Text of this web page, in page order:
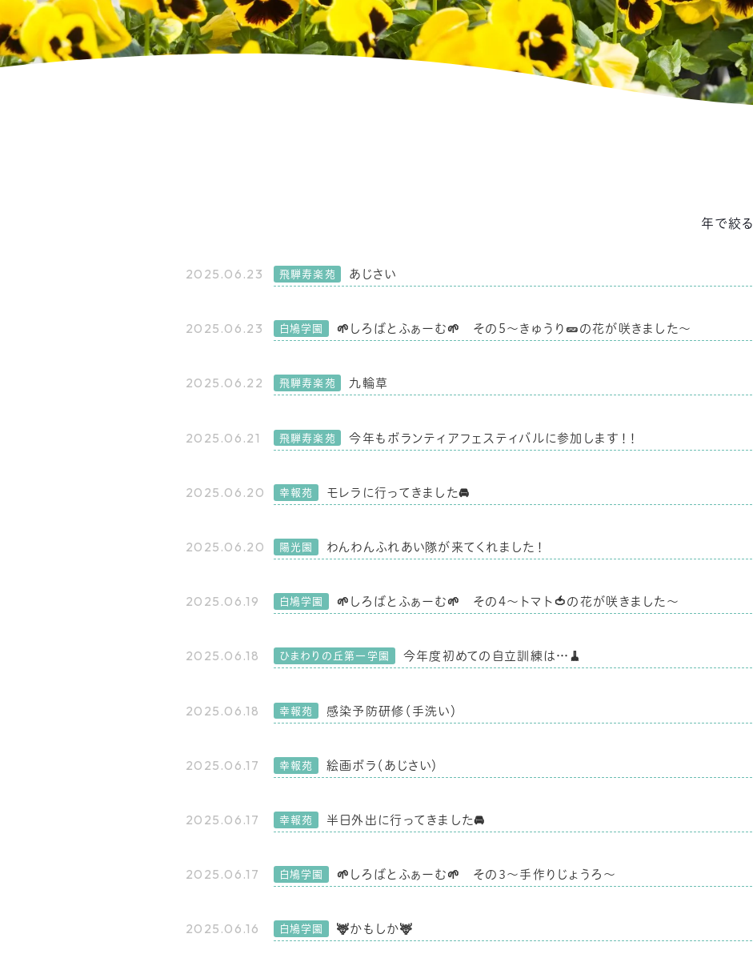
年で絞る
2025.06.23 飛騨寿楽苑 あじさい
2025.06.23 白鳩学園 🌱しろばとふぁーむ🌱 その5～きゅうり🥒の花が咲きました～
2025.06.22 飛騨寿楽苑 九輪草
2025.06.21 飛騨寿楽苑 今年もボランティアフェスティバルに参加します！！
2025.06.20 幸報苑 モレラに行ってきました🚘
2025.06.20 陽光園 わんわんふれあい隊が来てくれました！
2025.06.19 白鳩学園 🌱しろばとふぁーむ🌱 その4～トマト🍅の花が咲きました～
2025.06.18 ひまわりの丘第一学園 今年度初めての自立訓練は…🧹
2025.06.18 幸報苑 感染予防研修（手洗い）
2025.06.17 幸報苑 絵画ボラ（あじさい）
2025.06.17 幸報苑 半日外出に行ってきました🚘
2025.06.17 白鳩学園 🌱しろばとふぁーむ🌱 その3～手作りじょうろ～
2025.06.16 白鳩学園 🦌かもしか🦌